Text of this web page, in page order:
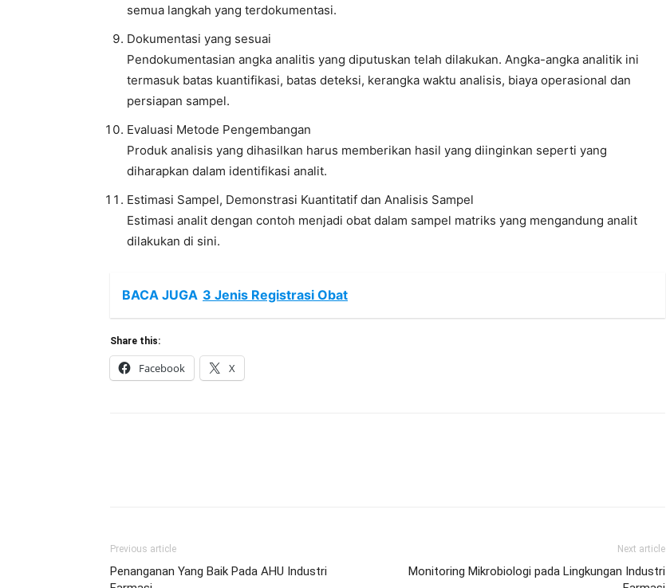
semua langkah yang terdokumentasi.
Dokumentasi yang sesuai
Pendokumentasian angka analitis yang diputuskan telah dilakukan. Angka-angka analitik ini
termasuk batas kuantifikasi, batas deteksi, kerangka waktu analisis, biaya operasional dan
persiapan sampel.
Evaluasi Metode Pengembangan
Produk analisis yang dihasilkan harus memberikan hasil yang diinginkan seperti yang
diharapkan dalam identifikasi analit.
Estimasi Sampel, Demonstrasi Kuantitatif dan Analisis Sampel
Estimasi analit dengan contoh menjadi obat dalam sampel matriks yang mengandung analit
dilakukan di sini.
BACA JUGA 3 Jenis Registrasi Obat
Share this:
Facebook X
Previous article
Penanganan Yang Baik Pada AHU Industri
Next article
Monitoring Mikrobiologi pada Lingkungan Industri